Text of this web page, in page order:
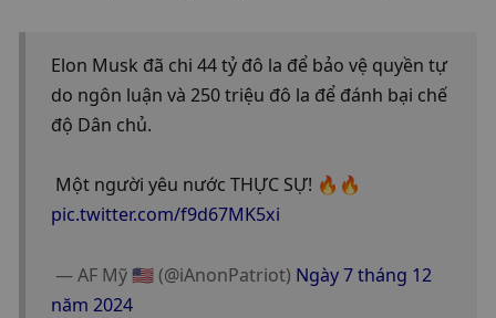
Elon Musk đã chi 44 tỷ đô la để bảo vệ quyền tự
do ngôn luận và 250 triệu đô la để đánh bại chế
độ Dân chủ.
Một người yêu nước THỰC SỰ! 🔥🔥
pic.twitter.com/f9d67MK5xi
— AF Mỹ 🇺🇸 (@iAnonPatriot) Ngày 7 tháng 12
năm 2024